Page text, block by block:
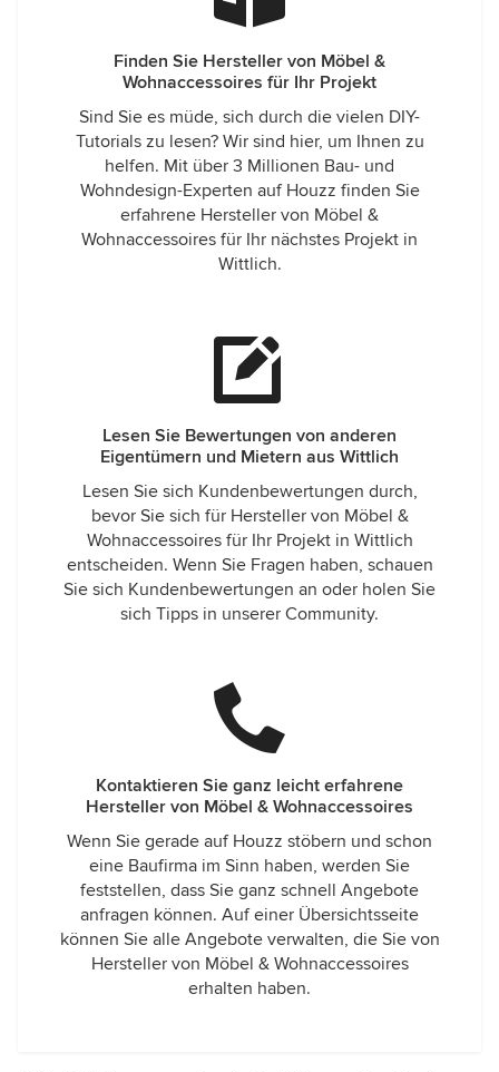
Finden Sie Hersteller von Möbel &
Wohnaccessoires für Ihr Projekt
Sind Sie es müde, sich durch die vielen DIY-
Tutorials zu lesen? Wir sind hier, um Ihnen zu
helfen. Mit über 3 Millionen Bau- und
Wohndesign-Experten auf Houzz finden Sie
erfahrene Hersteller von Möbel &
Wohnaccessoires für Ihr nächstes Projekt in
Wittlich.
Lesen Sie Bewertungen von anderen
Eigentümern und Mietern aus Wittlich
Lesen Sie sich Kundenbewertungen durch,
bevor Sie sich für Hersteller von Möbel &
Wohnaccessoires für Ihr Projekt in Wittlich
entscheiden. Wenn Sie Fragen haben, schauen
Sie sich Kundenbewertungen an oder holen Sie
sich Tipps in unserer Community.
Kontaktieren Sie ganz leicht erfahrene
Hersteller von Möbel & Wohnaccessoires
Wenn Sie gerade auf Houzz stöbern und schon
eine Baufirma im Sinn haben, werden Sie
feststellen, dass Sie ganz schnell Angebote
anfragen können. Auf einer Übersichtsseite
können Sie alle Angebote verwalten, die Sie von
Hersteller von Möbel & Wohnaccessoires
erhalten haben.